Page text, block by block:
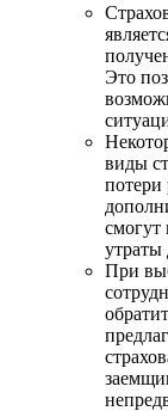
Это
виды
потери
смогут
утраты
При